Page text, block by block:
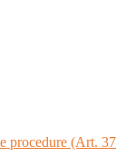
procedure (Art. 37